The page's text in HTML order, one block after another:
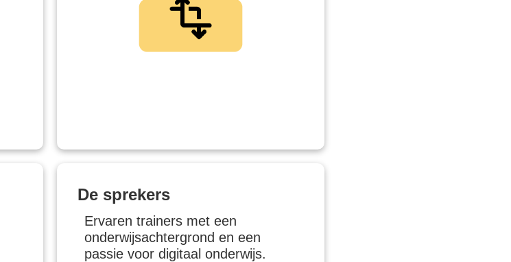
De sprekers
Ervaren trainers met een
onderwijsachtergrond en een
passie voor digitaal onderwijs.